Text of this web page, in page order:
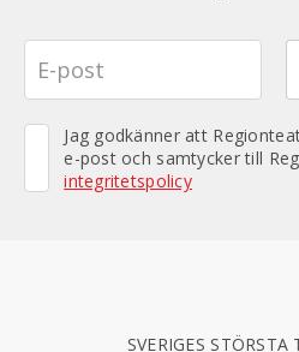
Jag godkänner att
e-post och samtycker till
integritetspolicy
SVERIGES